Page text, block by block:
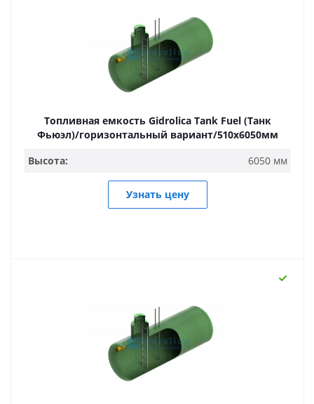
Топливная емкость Gidrolica Tank Fuel (Танк
Фьюэл)/горизонтальный вариант/510х6050мм
Высота:
6050 мм
Узнать цену